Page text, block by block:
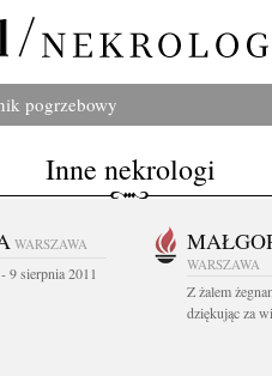
pogrzebowy
Inne nekrologi
WARSZAWA
9 sierpnia 2011
WARSZAWA
Z żalem
dziękując za